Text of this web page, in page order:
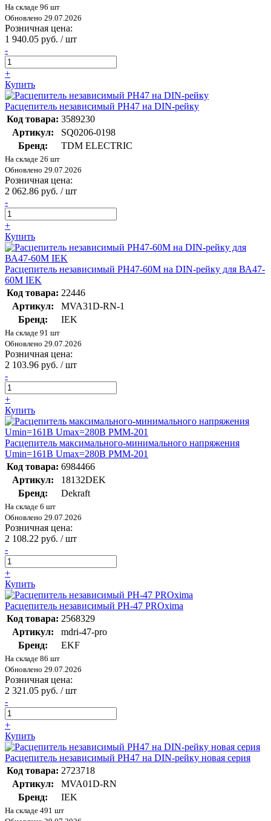
На складе 96 шт
Обновлено 29.07.2026
Розничная цена:
1 940.05 руб. / шт
-
+
Купить
Расцепитель независимый РН47 на DIN-рейку
Код товара: 3589230
Артикул:
SQ0206-0198
Бренд:
TDM ELECTRIC
На складе 26 шт
Обновлено 29.07.2026
Розничная цена:
2 062.86 руб. / шт
-
+
Купить
Расцепитель независимый РН47-60М на DIN-рейку для ВА47-
60M IEK
Код товара: 22446
Артикул:
MVA31D-RN-1
Бренд:
IEK
На складе 91 шт
Обновлено 29.07.2026
Розничная цена:
2 103.96 руб. / шт
-
+
Купить
Расцепитель максимального-минимального напряжения
Umin=161В Umax=280В РММ-201
Код товара: 6984466
Артикул:
18132DEK
Бренд:
Dekraft
На складе 6 шт
Обновлено 29.07.2026
Розничная цена:
2 108.22 руб. / шт
-
+
Купить
Расцепитель независимый РН-47 PROxima
Код товара: 2568329
Артикул:
mdri-47-pro
Бренд:
EKF
На складе 86 шт
Обновлено 29.07.2026
Розничная цена:
2 321.05 руб. / шт
-
+
Купить
Расцепитель независимый РН47 на DIN-рейку новая серия
Код товара: 2723718
Артикул:
MVA01D-RN
Бренд:
IEK
На складе 491 шт